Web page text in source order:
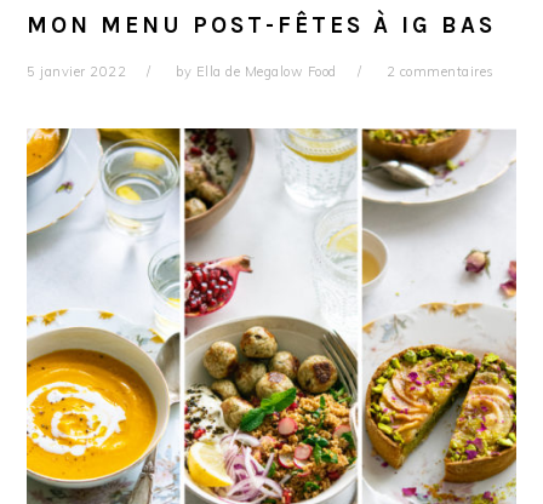
MON MENU POST-FÊTES À IG BAS
5 janvier 2022 by Ella de Megalow Food 2 commentaires